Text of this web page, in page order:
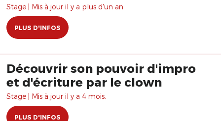
Stage | Mis à jour il y a plus d'un an.
PLUS D'INFOS
Découvrir son pouvoir d'impro
et d'écriture par le clown
Stage | Mis à jour il y a 4 mois.
PLUS D'INFOS